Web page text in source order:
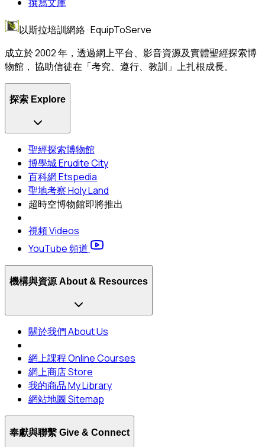
以斯拉培訓網絡 · EquipToServe
成立於 2002 年，透過網上平台、影音資源及實體聖經探索博
物館， 協助信徒在「考究、遵行、教訓」上扎根成長。
探索 Explore
聖經探索博物館
博學城 Erudite City
百科網 Etspedia
聖地考察 Holy Land
超時空博物館即將推出
視頻 Videos
YouTube 頻道
機構與資源 About & Resources
關於我們 About Us
網上課程 Online Courses
網上商店 Store
我的商品 My Library
網站地圖 Sitemap
奉獻與聯繫 Give & Connect